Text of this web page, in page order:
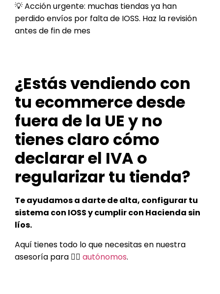
💡 Acción urgente: muchas tiendas ya han
perdido envíos por falta de IOSS. Haz la revisión
antes de fin de mes
¿Estás vendiendo con
tu ecommerce desde
fuera de la UE y no
tienes claro cómo
declarar el IVA o
regularizar tu tienda?
Te ayudamos a darte de alta, configurar tu
sistema con IOSS y cumplir con Hacienda sin
líos.
Aquí tienes todo lo que necesitas en nuestra
asesoría para 👉🏻 autónomos.